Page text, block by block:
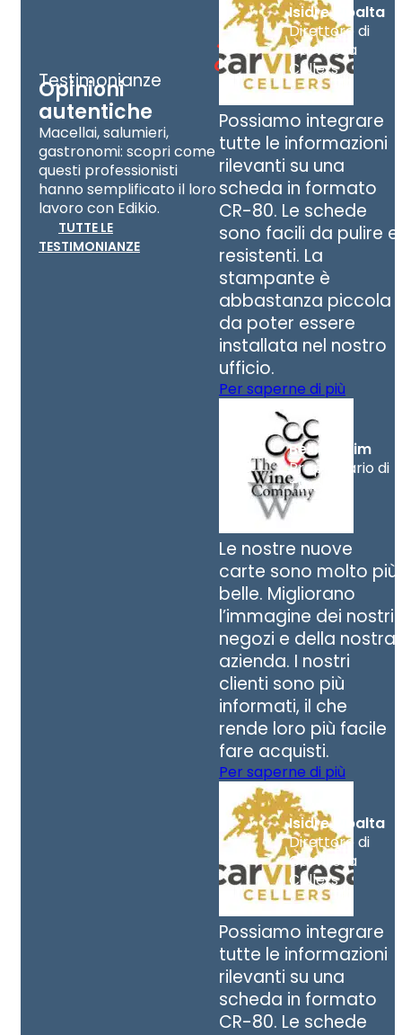
Testimonianze
Opinioni
autentiche
Macellai, salumieri,
gastronomi: scopri come
questi professionisti
hanno semplificato il loro
lavoro con Edikio.
TUTTE LE
TESTIMONIANZE
Isidre Ribalta
Direttore di
Carviresa
Cellers
Possiamo integrare
tutte le informazioni
rilevanti su una
scheda in formato
CR-80. Le schede
sono facili da pulire e
resistenti. La
stampante è
abbastanza piccola
da poter essere
installata nel nostro
ufficio.
Per saperne di più
Belinda Lim
Proprietario di
TWC
Le nostre nuove
carte sono molto più
belle. Migliorano
l’immagine dei nostri
negozi e della nostra
azienda. I nostri
clienti sono più
informati, il che
rende loro più facile
fare acquisti.
Per saperne di più
Isidre Ribalta
Direttore di
Carviresa
Cellers
Possiamo integrare
tutte le informazioni
rilevanti su una
scheda in formato
CR-80. Le schede